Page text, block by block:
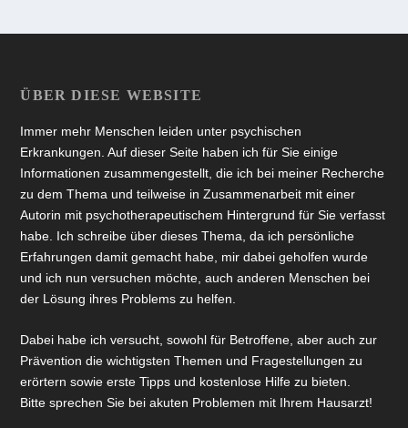
ÜBER DIESE WEBSITE
Immer mehr Menschen leiden unter psychischen
Erkrankungen. Auf dieser Seite haben ich für Sie einige
Informationen zusammengestellt, die ich bei meiner Recherche
zu dem Thema und teilweise in Zusammenarbeit mit einer
Autorin mit psychotherapeutischem Hintergrund für Sie verfasst
habe. Ich schreibe über dieses Thema, da ich persönliche
Erfahrungen damit gemacht habe, mir dabei geholfen wurde
und ich nun versuchen möchte, auch anderen Menschen bei
der Lösung ihres Problems zu helfen.
Dabei habe ich versucht, sowohl für Betroffene, aber auch zur
Prävention die wichtigsten Themen und Fragestellungen zu
erörtern sowie erste Tipps und kostenlose Hilfe zu bieten.
Bitte sprechen Sie bei akuten Problemen mit Ihrem Hausarzt!